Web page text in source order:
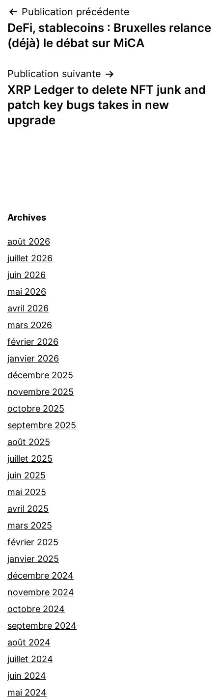
Navigation
de
Publication précédente
DeFi, stablecoins : Bruxelles relance
(déjà) le débat sur MiCA
Publication suivante
XRP Ledger to delete NFT junk and
patch key bugs takes in new
upgrade
Archives
août 2026
juillet 2026
juin 2026
mai 2026
avril 2026
mars 2026
février 2026
janvier 2026
décembre 2025
novembre 2025
octobre 2025
septembre 2025
août 2025
juillet 2025
juin 2025
mai 2025
avril 2025
mars 2025
février 2025
janvier 2025
décembre 2024
novembre 2024
octobre 2024
septembre 2024
août 2024
juillet 2024
juin 2024
mai 2024